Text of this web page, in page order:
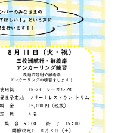
リンク集
Link